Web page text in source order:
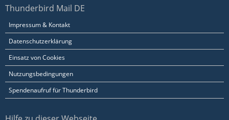
Thunderbird Mail DE
Impressum & Kontakt
Datenschutzerklärung
Einsatz von Cookies
Nutzungsbedingungen
Spendenaufruf für Thunderbird